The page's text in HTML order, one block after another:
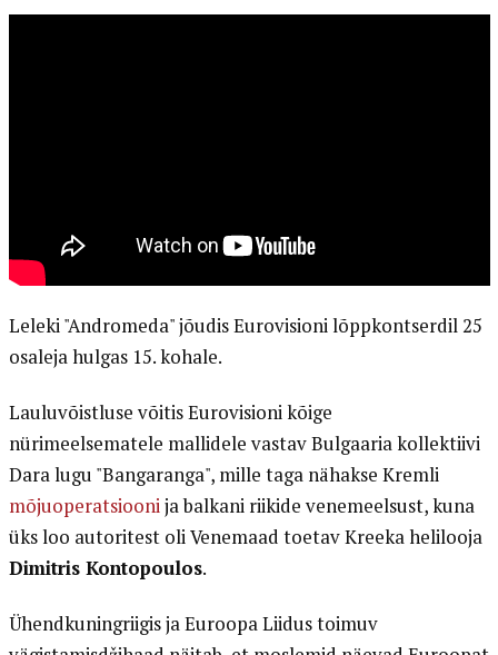
Leleki "Andromeda" jõudis Eurovisioni lõppkontserdil 25
osaleja hulgas 15. kohale.
Lauluvõistluse võitis Eurovisioni kõige
nürimeelsematele mallidele vastav Bulgaaria kollektiivi
Dara lugu "Bangaranga", mille taga nähakse Kremli
mõjuoperatsioonija balkani riikide venemeelsust, kuna
üks loo autoritest oli Venemaad toetav Kreeka helilooja
Dimitris Kontopoulos.
Ühendkuningriigis ja Euroopa Liidus toimuv